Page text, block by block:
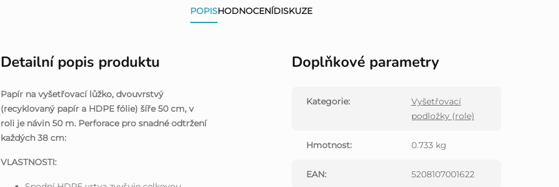
POPISHODNOCENÍDISKUZE
Detailní popis produktu
Papír na vyšetřovací lůžko, dvouvrstvý
(recyklovaný papír a HDPE fólie) šíře 50 cm, v
roli je návin 50 m. Perforace pro snadné odtržení
každých 38 cm:
VLASTNOSTI:
Doplňkové parametry
Kategorie:
Vyšetřovací
podložky (role)
Hmotnost: 0.733 kg
EAN: 5208107001622